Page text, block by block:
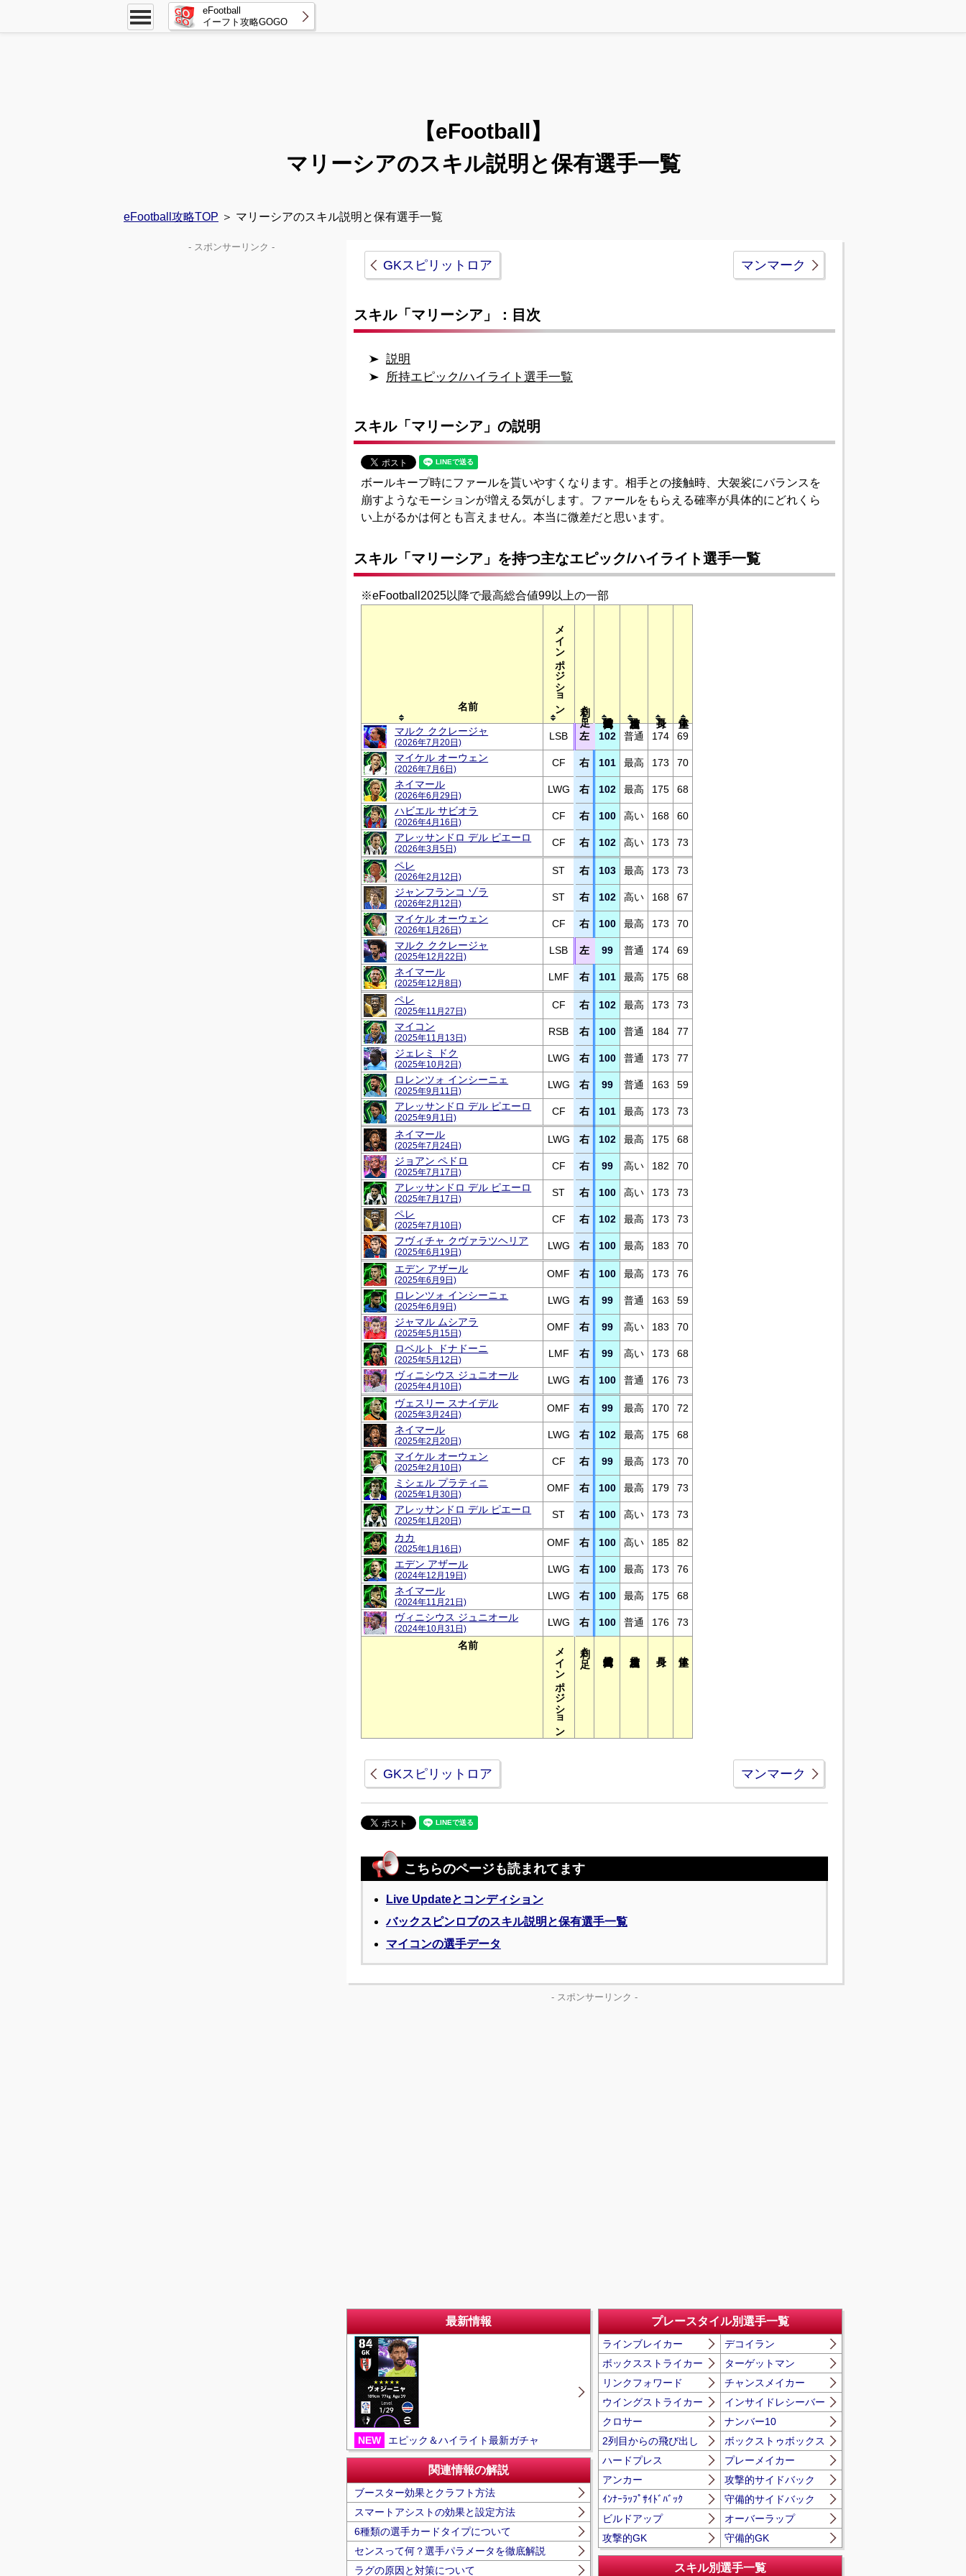
eFootball
イーフト攻略GOGO
【eFootball】
マリーシアのスキル説明と保有選手一覧
eFootball攻略TOP ＞ マリーシアのスキル説明と保有選手一覧
GKスピリットロア マンマーク
スキル「マリーシア」：目次
説明
所持エピック/ハイライト選手一覧
スキル「マリーシア」の説明
ボールキープ時にファールを貰いやすくなります。相手との接触時、大袈裟にバランスを
崩すようなモーションが増える気がします。ファールをもらえる確率が具体的にどれくら
い上がるかは何とも言えません。本当に微差だと思います。
スキル「マリーシア」を持つ主なエピック/ハイライト選手一覧
※eFootball2025以降で最高総合値99以上の一部
名前 メインポジション 利き足
マルク ククレージャ
(2026年7月20日)
LSB 左 102 普通 174
69
マイケル オーウェン
(2026年7月6日)
CF 右 101 最高 173
70
ネイマール
(2026年6月29日)
LWG 右 102 最高 175
68
ハビエル サビオラ
(2026年4月16日)
CF 右 100 高い 168
60
アレッサンドロ デル ピエーロ
(2026年3月5日)
CF 右 102 高い 173
73
ペレ
(2026年2月12日)
ST 右 103 最高 173
73
ジャンフランコ ゾラ
(2026年2月12日)
ST 右 102 高い 168
67
マイケル オーウェン
(2026年1月26日)
CF 右 100 最高 173
70
マルク ククレージャ
(2025年12月22日)
LSB 左 99 普通 174
69
ネイマール
(2025年12月8日)
LMF 右 101 最高 175
68
ペレ
(2025年11月27日)
CF 右 102 最高 173
73
マイコン
(2025年11月13日)
RSB 右 100 普通 184
77
ジェレミ ドク
(2025年10月2日)
LWG 右 100 普通 173
77
ロレンツォ インシーニェ
(2025年9月11日)
LWG 右 99 普通 163
59
アレッサンドロ デル ピエーロ
(2025年9月1日)
CF 右 101 最高 173
73
ネイマール
(2025年7月24日)
LWG 右 102 最高 175
68
ジョアン ペドロ
(2025年7月17日)
CF 右 99 高い 182
70
アレッサンドロ デル ピエーロ
(2025年7月17日)
ST 右 100 高い 173
73
ペレ
(2025年7月10日)
CF 右 102 最高 173
73
フヴィチャ クヴァラツヘリア
(2025年6月19日)
LWG 右 100 最高 183
70
エデン アザール
(2025年6月9日)
OMF 右 100 最高 173
76
ロレンツォ インシーニェ
(2025年6月9日)
LWG 右 99 普通 163
59
ジャマル ムシアラ
(2025年5月15日)
OMF 右 99 高い 183
70
ロベルト ドナドーニ
(2025年5月12日)
LMF 右 99 高い 173
68
ヴィニシウス ジュニオール
(2025年4月10日)
LWG 右 100 普通 176
73
ヴェスリー スナイデル
(2025年3月24日)
OMF 右 99 最高 170
72
ネイマール
(2025年2月20日)
LWG 右 102 最高 175
68
マイケル オーウェン
(2025年2月10日)
CF 右 99 最高 173
70
ミシェル プラティニ
(2025年1月30日)
OMF 右 100 最高 179
73
アレッサンドロ デル ピエーロ
(2025年1月20日)
ST 右 100 高い 173
73
カカ
(2025年1月16日)
OMF 右 100 高い 185
82
エデン アザール
(2024年12月19日)
LWG 右 100 最高 173
76
ネイマール
(2024年11月21日)
LWG 右 100 最高 175
68
ヴィニシウス ジュニオール
(2024年10月31日)
LWG 右 100 普通 176
73
名前
メインポジション 利き足
GKスピリットロア マンマーク
こちらのページも読まれてます
Live Updateとコンディション
バックスピンロブのスキル説明と保有選手一覧
マイコンの選手データ
- スポンサーリンク -
最新情報
NEW エピック＆ハイライト最新ガチャ
関連情報の解説
ブースター効果とクラフト方法
スマートアシストの効果と設定方法
6種類の選手カードタイプについて
センスって何？選手パラメータを徹底解説
ラグの原因と対策について
プレースタイル別選手一覧
ラインブレイカー
デコイラン
ボックスストライカー
ターゲットマン
リンクフォワード
チャンスメイカー
ウイングストライカー
インサイドレシーバー
クロサー
ナンバー10
2列目からの飛び出し
ボックストゥボックス
ハードプレス
プレーメイカー
アンカー
攻撃的サイドバック
ｲﾝﾅｰﾗｯﾌﾟｻｲﾄﾞﾊﾞｯｸ
守備的サイドバック
ビルドアップ
オーバーラップ
攻撃的GK
守備的GK
スキル別選手一覧
- スポンサーリンク -